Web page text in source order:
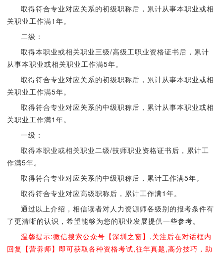
取得符合专业对应关系的初级职称后，累计从事本职业或相
关职业工作满1年。
二级：
取得本职业或相关职业三级/高级工职业资格证书后，累计
从事本职业或相关职业工作满5年。
取得符合专业对应关系的初级职称后，累计从事本职业或相
关职业工作满5年。
取得符合专业对应关系的中级职称后，累计从事本职业或相
关职业工作满1年。
一级：
取得本职业或相关职业二级/技师职业资格证书后，累计工
作满5年。
取得符合专业对应关系的中级职称后，累计工作满5年。
取得符合专业对应高级职称后，累计工作满1年。
通过以上介绍，相信读者对人力资源师各级别的报考条件有
了更清晰的认识，希望能够为您的职业发展提供一些参考。
温馨提示:微信搜索公众号【深圳之窗】,关注后在对话框内
回复【营养师】即可获取各种资格考试,往年真题,高分技巧，助